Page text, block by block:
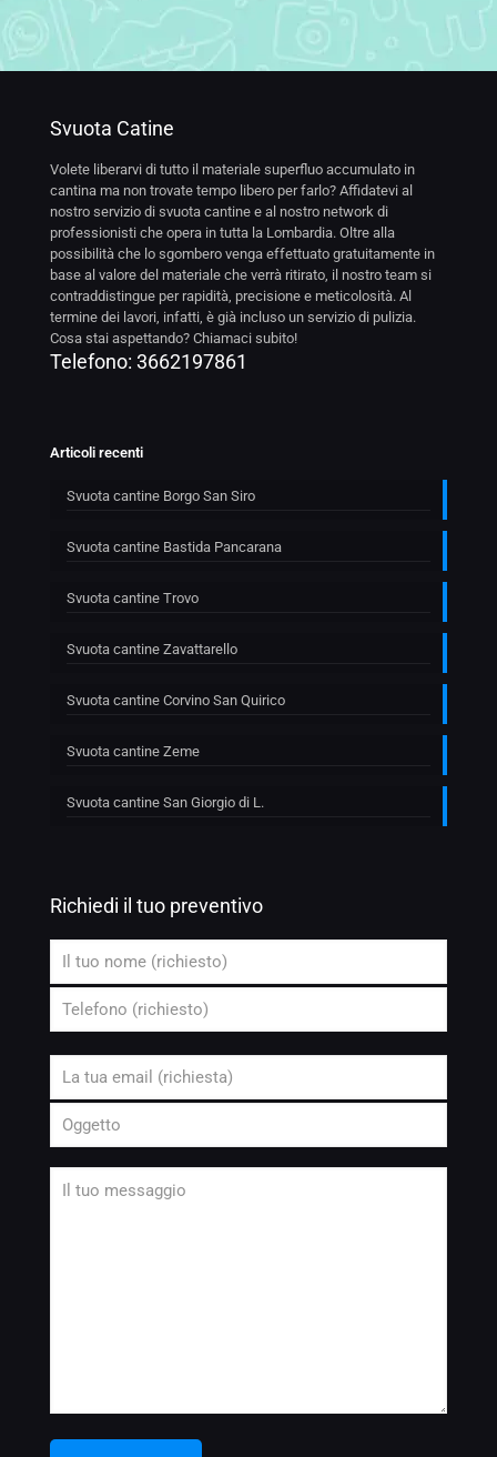
Svuota Catine
Volete liberarvi di tutto il materiale superfluo accumulato in
cantina ma non trovate tempo libero per farlo? Affidatevi al
nostro servizio di svuota cantine e al nostro network di
professionisti che opera in tutta la Lombardia. Oltre alla
possibilità che lo sgombero venga effettuato gratuitamente in
base al valore del materiale che verrà ritirato, il nostro team si
contraddistingue per rapidità, precisione e meticolosità. Al
termine dei lavori, infatti, è già incluso un servizio di pulizia.
Cosa stai aspettando? Chiamaci subito!
Telefono: 3662197861
Articoli recenti
Svuota cantine Borgo San Siro
Svuota cantine Bastida Pancarana
Svuota cantine Trovo
Svuota cantine Zavattarello
Svuota cantine Corvino San Quirico
Svuota cantine Zeme
Svuota cantine San Giorgio di L.
Richiedi il tuo preventivo